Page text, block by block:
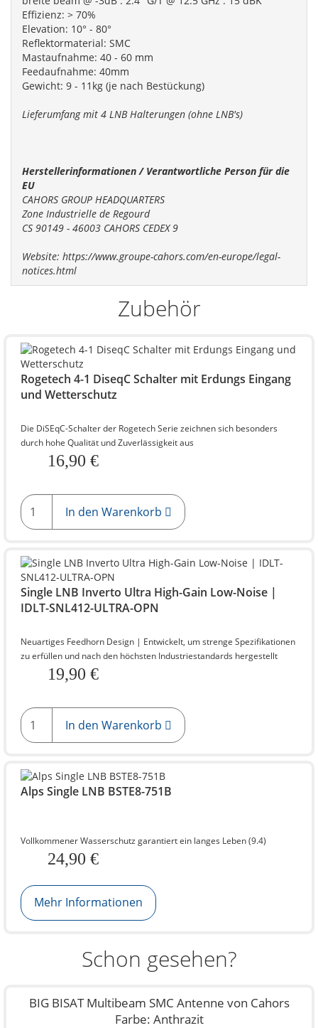
Effizienz: > 70%
Elevation: 10° - 80°
Reflektormaterial: SMC
Mastaufnahme: 40 - 60 mm
Feedaufnahme: 40mm
Gewicht: 9 - 11kg (je nach Bestückung)
Lieferumfang mit 4 LNB Halterungen (ohne LNB's)
Herstellerinformationen / Verantwortliche Person für die
EU
CAHORS GROUP HEADQUARTERS
Zone Industrielle de Regourd
CS 90149 - 46003 CAHORS CEDEX 9
Website: https://www.groupe-cahors.com/en-europe/legal-
notices.html
Zubehör
Rogetech 4-1 DiseqC Schalter mit Erdungs Eingang
und Wetterschutz
Die DiSEqC-Schalter der Rogetech Serie zeichnen sich besonders
durch hohe Qualität und Zuverlässigkeit aus
16,90 €
In den Warenkorb
Single LNB Inverto Ultra High-Gain Low-Noise |
IDLT-SNL412-ULTRA-OPN
Neuartiges Feedhorn Design | Entwickelt, um strenge Spezifikationen
zu erfüllen und nach den höchsten Industriestandards hergestellt
19,90 €
In den Warenkorb
Alps Single LNB BSTE8-751B
Vollkommener Wasserschutz garantiert ein langes Leben (9.4)
24,90 €
Mehr Informationen
Schon gesehen?
BIG BISAT Multibeam SMC Antenne von Cahors
Farbe: Anthrazit